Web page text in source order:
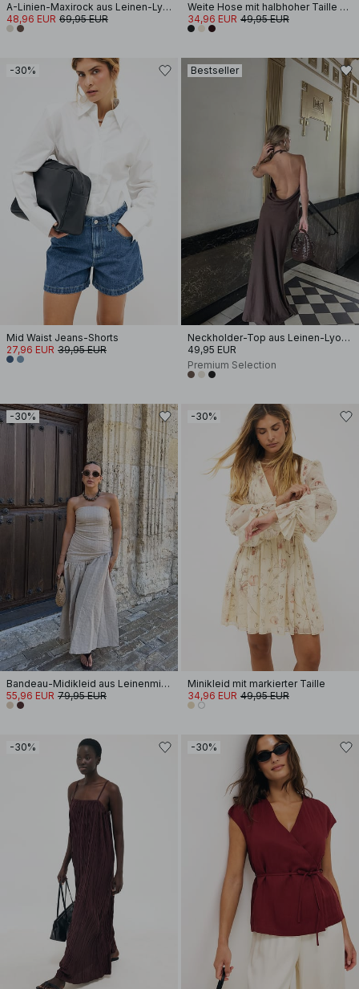
A-Linien-Maxirock aus Leinen-Lyocell-Mix
48,96 EUR 69,95 EUR
Weite Hose mit halbhoher Taille aus Viskose-Mix
34,96 EUR 49,95 EUR
-30%
Mid Waist Jeans-Shorts
27,96 EUR 39,95 EUR
Bestseller
Neckholder-Top aus Leinen-Lyocell-Mix
49,95 EUR
Premium Selection
-30%
Bandeau-Midikleid aus Leinenmischung
55,96 EUR 79,95 EUR
-30%
Minikleid mit markierter Taille
34,96 EUR 49,95 EUR
-30% -30%